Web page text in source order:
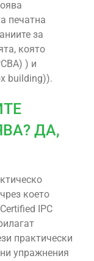
печатна
за
която
) и
building)).
ДА,
което
IPC
практически
упражнения